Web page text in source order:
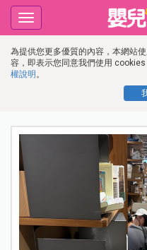
為提供您更多優質的內容，本網站
容，即表示您同意我們使用
權說明 。
Toggle
navigation